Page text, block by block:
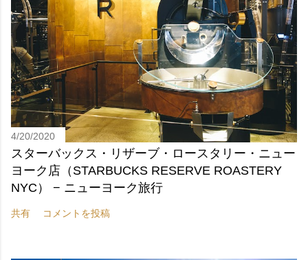
4/20/2020
スターバックス・リザーブ・ロースタリー・ニュー
ヨーク店（STARBUCKS RESERVE ROASTERY
NYC） − ニューヨーク旅行
共有 コメントを投稿